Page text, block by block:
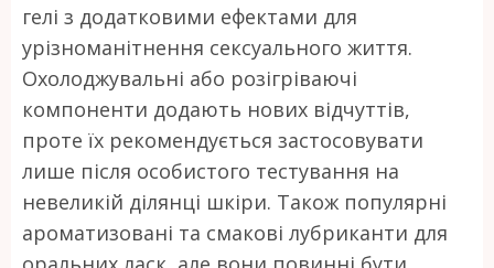
гелі з додатковими ефектами для
урізноманітнення сексуального життя.
Охолоджувальні або розігріваючі
компоненти додають нових відчуттів,
проте їх рекомендується застосовувати
лише після особистого тестування на
невеликій ділянці шкіри. Також популярні
ароматизовані та смакові лубриканти для